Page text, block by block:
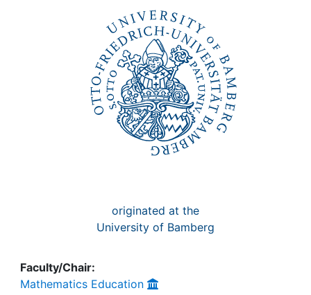
originated at the
University of Bamberg
Faculty/Chair:
Mathematics Education